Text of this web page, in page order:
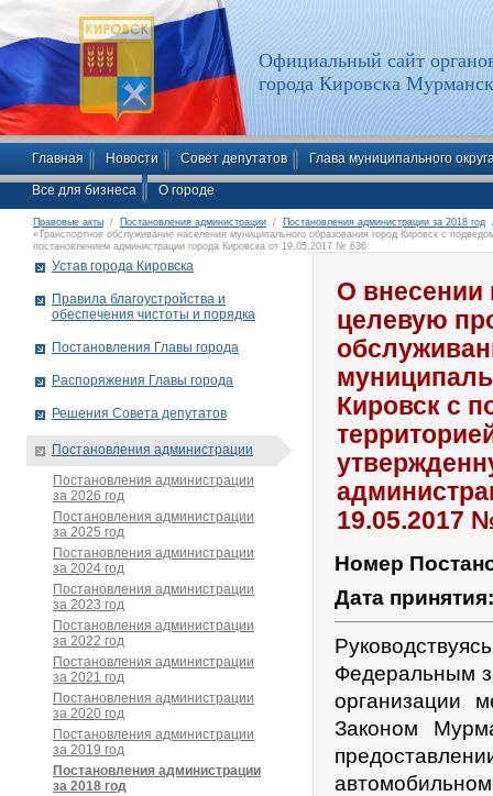
Официальный сайт
города Кировска
Главная Новости Совет депутатов Глава муниципального
Все для бизнеса О городе
Правовые акты / Постановления администрации / Постановления администрации за 2018 год
«Транспортное обслуживание населения муниципального образования город Кировск с
постановлением администрации города Кировска от 19.05.2017 № 636
О внесении
целевую
Кировск с
19.05.2017
Номер
Дата
Федеральным
организации
Законом
Устав города Кировска
Правила благоустройства и
обеспечения чистоты и порядка
Постановления Главы города
Распоряжения Главы города
Решения Совета депутатов
Постановления администрации
Постановления администрации
за 2026 год
Постановления администрации
за 2025 год
Постановления администрации
за 2024 год
Постановления администрации
за 2023 год
Постановления администрации
за 2022 год
Постановления администрации
за 2021 год
Постановления администрации
за 2020 год
Постановления администрации
за 2019 год
Постановления администрации
за 2018 год